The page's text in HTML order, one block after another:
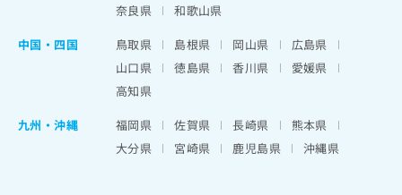
奈良県
和歌山県
中国・四国
鳥取県 島根県 岡山県
広島県
山口県
徳島県 香川県
愛媛県
高知県
九州・沖縄
福岡県 佐賀県 長崎県
熊本県
大分県
宮崎県 鹿児島県 沖縄県